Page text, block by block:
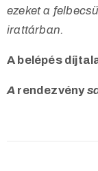
ezeket a
irattárban.
A belépés
A rendezvény